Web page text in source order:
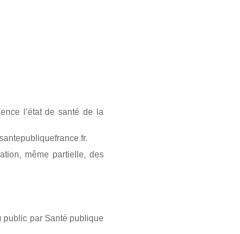
l’état de santé de la
même partielle, des
par Santé publique